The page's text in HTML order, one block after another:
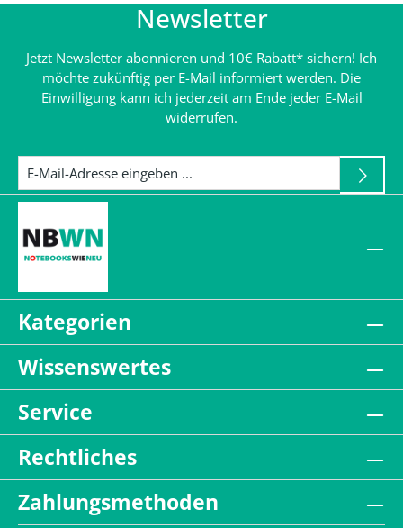
Newsletter
Jetzt Newsletter abonnieren und 10€ Rabatt* sichern! Ich
möchte zukünftig per E-Mail informiert werden. Die
Einwilligung kann ich jederzeit am Ende jeder E-Mail
widerrufen.
Kategorien
Wissenswertes
Service
Rechtliches
Zahlungsmethoden